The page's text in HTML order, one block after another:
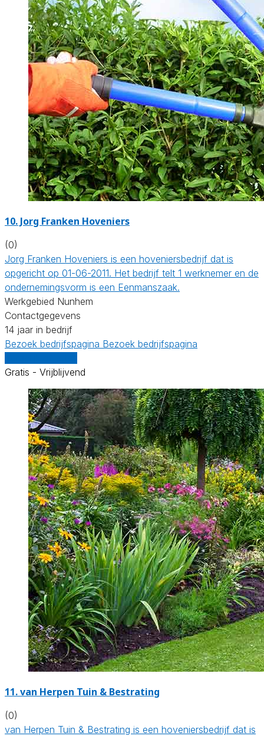
10. Jorg Franken Hoveniers
(0)
Jorg Franken Hoveniers is een hoveniersbedrijf dat is
opgericht op 01-06-2011. Het bedrijf telt 1 werknemer en de
ondernemingsvorm is een Eenmanszaak.
Werkgebied Nunhem
Contactgegevens
14 jaar in bedrijf
Bezoek bedrijfspagina Bezoek bedrijfspagina
Gratis - Vrijblijvend
11.van Herpen Tuin & Bestrating
(0)
van Herpen Tuin & Bestrating is een hoveniersbedrijf dat is